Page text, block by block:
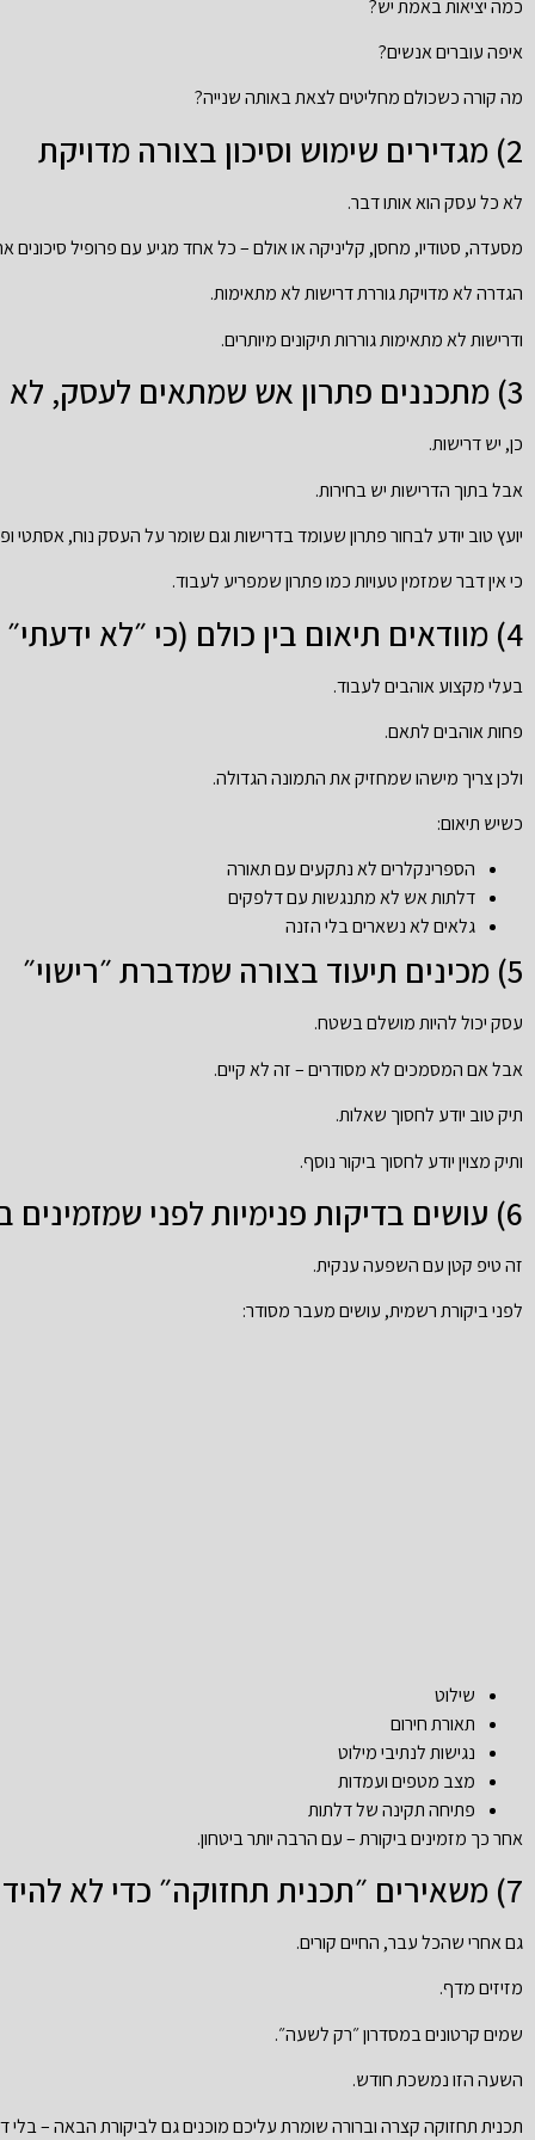
כמה יציאות באמת יש?
איפה עוברים אנשים?
מה קורה כשכולם מחליטים לצאת באותה שנייה?
2) מגדירים שימוש וסיכון בצורה מדויקת
לא כל עסק הוא אותו דבר.
מסעדה, סטודיו, מחסן, קליניקה או אולם – כל אחד מגיע עם פרופיל סיכונים
הגדרה לא מדויקת גוררת דרישות לא מתאימות.
ודרישות לא מתאימות גוררות תיקונים מיותרים.
3) מתכננים פתרון אש שמתאים לעסק, לא רק לרשימה
כן, יש דרישות.
אבל בתוך הדרישות יש בחירות.
יועץ טוב יודע לבחור פתרון שעומד בדרישות וגם שומר על העסק נוח, אסתטי
כי אין דבר שמזמין טעויות כמו פתרון שמפריע לעבוד.
4) מוודאים תיאום בין כולם (כי ״לא ידעתי״ לא נחשב)
בעלי מקצוע אוהבים לעבוד.
פחות אוהבים לתאם.
ולכן צריך מישהו שמחזיק את התמונה הגדולה.
כשיש תיאום:
הספרינקלרים לא נתקעים עם תאורה
דלתות אש לא מתנגשות עם דלפקים
גלאים לא נשארים בלי הזנה
5) מכינים תיעוד בצורה שמדברת ״רישוי״
עסק יכול להיות מושלם בשטח.
אבל אם המסמכים לא מסודרים – זה לא קיים.
תיק טוב יודע לחסוך שאלות.
ותיק מצוין יודע לחסוך ביקור נוסף.
6) עושים בדיקות פנימיות לפני שמזמינים ביקורת
זה טיפ קטן עם השפעה ענקית.
לפני ביקורת רשמית, עושים מעבר מסודר:
שילוט
תאורת חירום
נגישות לנתיבי מילוט
מצב מטפים ועמדות
פתיחה תקינה של דלתות
אחר כך מזמינים ביקורת – עם הרבה יותר ביטחון.
7) משאירים ״תכנית תחזוקה״ כדי לא להידרדר אחורה
גם אחרי שהכל עבר, החיים קורים.
מזיזים מדף.
שמים קרטונים במסדרון ״רק לשעה״.
השעה הזו נמשכת חודש.
תכנית תחזוקה קצרה וברורה שומרת עליכם מוכנים גם לביקורת הבאה – בלי